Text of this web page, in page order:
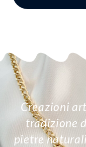
Creazioni
tradizione
pietre